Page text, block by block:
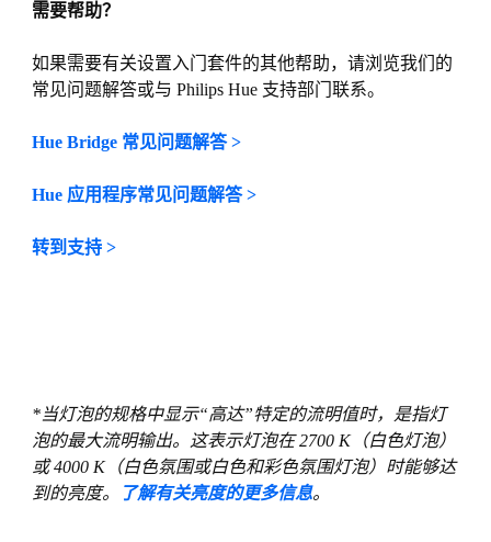
需要帮助？
如果需要有关设置入门套件的其他帮助，请浏览我们的
常见问题解答或与 Philips Hue 支持部门联系。
Hue Bridge 常见问题解答 >
Hue 应用程序常见问题解答 >
转到支持 >
*当灯泡的规格中显示“高达”特定的流明值时，是指灯
泡的最大流明输出。这表示灯泡在 2700 K（白色灯泡）
或 4000 K（白色氛围或白色和彩色氛围灯泡）时能够达
到的亮度。
了解有关亮度的更多信息。